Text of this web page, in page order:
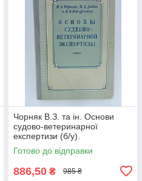
Чорняк В.З. та ін. Основи
судово-ветеринарної
експертизи (б/у).
Готово до відправки
886,50 ₴ 985 ₴